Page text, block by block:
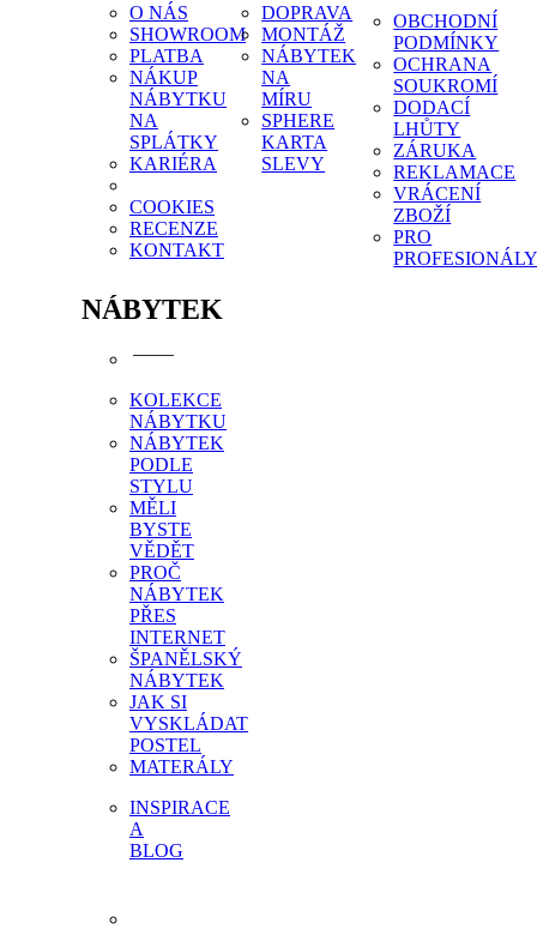
O NÁS
SHOWROOM
PLATBA
NÁKUP
NÁBYTKU
NA
SPLÁTKY
KARIÉRA
COOKIES
RECENZE
KONTAKT
DOPRAVA
MONTÁŽ
NÁBYTEK
NA
MÍRU
SPHERE
KARTA
SLEVY
OBCHODNÍ
PODMÍNKY
OCHRANA
SOUKROMÍ
DODACÍ
LHŮTY
ZÁRUKA
REKLAMACE
VRÁCENÍ
ZBOŽÍ
PRO
NÁBYTEK
KOLEKCE
NÁBYTKU
NÁBYTEK
PODLE
STYLU
MĚLI
BYSTE
VĚDĚT
PROČ
NÁBYTEK
PŘES
INTERNET
ŠPANĚLSKÝ
NÁBYTEK
JAK SI
VYSKLÁDAT
POSTEL
MATERÁLY
INSPIRACE
A
BLOG